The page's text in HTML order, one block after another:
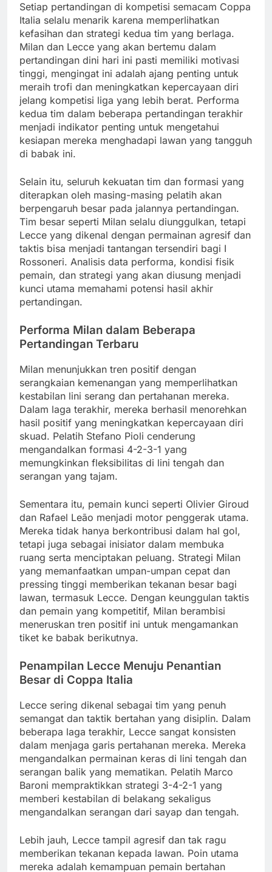
Setiap pertandingan di kompetisi semacam Coppa
Italia selalu menarik karena memperlihatkan
kefasihan dan strategi kedua tim yang berlaga.
Milan dan Lecce yang akan bertemu dalam
pertandingan dini hari ini pasti memiliki motivasi
tinggi, mengingat ini adalah ajang penting untuk
meraih trofi dan meningkatkan kepercayaan diri
jelang kompetisi liga yang lebih berat. Performa
kedua tim dalam beberapa pertandingan terakhir
menjadi indikator penting untuk mengetahui
kesiapan mereka menghadapi lawan yang tangguh
di babak ini.
Selain itu, seluruh kekuatan tim dan formasi yang
diterapkan oleh masing-masing pelatih akan
berpengaruh besar pada jalannya pertandingan.
Tim besar seperti Milan selalu diunggulkan, tetapi
Lecce yang dikenal dengan permainan agresif dan
taktis bisa menjadi tantangan tersendiri bagi I
Rossoneri. Analisis data performa, kondisi fisik
pemain, dan strategi yang akan diusung menjadi
kunci utama memahami potensi hasil akhir
pertandingan.
Performa Milan dalam Beberapa
Pertandingan Terbaru
Milan menunjukkan tren positif dengan
serangkaian kemenangan yang memperlihatkan
kestabilan lini serang dan pertahanan mereka.
Dalam laga terakhir, mereka berhasil menorehkan
hasil positif yang meningkatkan kepercayaan diri
skuad. Pelatih Stefano Pioli cenderung
mengandalkan formasi 4-2-3-1 yang
memungkinkan fleksibilitas di lini tengah dan
serangan yang tajam.
Sementara itu, pemain kunci seperti Olivier Giroud
dan Rafael Leão menjadi motor penggerak utama.
Mereka tidak hanya berkontribusi dalam hal gol,
tetapi juga sebagai inisiator dalam membuka
ruang serta menciptakan peluang. Strategi Milan
yang memanfaatkan umpan-umpan cepat dan
pressing tinggi memberikan tekanan besar bagi
lawan, termasuk Lecce. Dengan keunggulan taktis
dan pemain yang kompetitif, Milan berambisi
meneruskan tren positif ini untuk mengamankan
tiket ke babak berikutnya.
Penampilan Lecce Menuju Penantian
Besar di Coppa Italia
Lecce sering dikenal sebagai tim yang penuh
semangat dan taktik bertahan yang disiplin. Dalam
beberapa laga terakhir, Lecce sangat konsisten
dalam menjaga garis pertahanan mereka. Mereka
mengandalkan permainan keras di lini tengah dan
serangan balik yang mematikan. Pelatih Marco
Baroni mempraktikkan strategi 3-4-2-1 yang
memberi kestabilan di belakang sekaligus
mengandalkan serangan dari sayap dan tengah.
Lebih jauh, Lecce tampil agresif dan tak ragu
memberikan tekanan kepada lawan. Poin utama
mereka adalah kemampuan pemain bertahan